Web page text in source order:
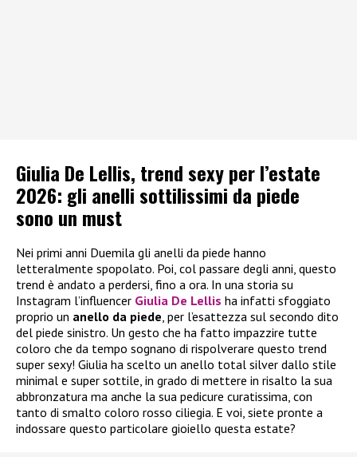
Giulia De Lellis, trend sexy per l’estate
2026: gli anelli sottilissimi da piede
sono un must
Nei primi anni Duemila gli anelli da piede hanno
letteralmente spopolato. Poi, col passare degli anni, questo
trend è andato a perdersi, fino a ora. In una storia su
Instagram l’influencer Giulia De Lellis ha infatti sfoggiato
proprio un anello da piede , per l’esattezza sul secondo dito
del piede sinistro. Un gesto che ha fatto impazzire tutte
coloro che da tempo sognano di rispolverare questo trend
super sexy! Giulia ha scelto un anello total silver dallo stile
minimal e super sottile, in grado di mettere in risalto la sua
abbronzatura ma anche la sua pedicure curatissima, con
tanto di smalto coloro rosso ciliegia. E voi, siete pronte a
indossare questo particolare gioiello questa estate?